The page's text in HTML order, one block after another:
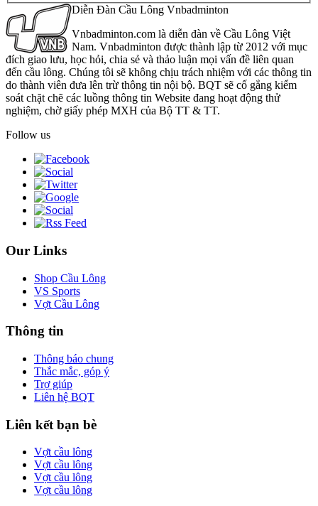
Diễn Đàn Cầu Lông Vnbadminton
Vnbadminton.com là diễn đàn về Cầu Lông Việt
Nam. Vnbadminton được thành lập từ 2012 với mục
đích giao lưu, học hỏi, chia sẻ và thảo luận mọi vấn đề liên quan
đến cầu lông. Chúng tôi sẽ không chịu trách nhiệm với các thông tin
do thành viên đưa lên trừ thông tin nội bộ. BQT sẽ cố gắng kiểm
soát chặt chẽ các luồng thông tin Website đang hoạt động thử
nghiệm, chờ giấy phép MXH của Bộ TT & TT.
Follow us
Our Links
Shop Cầu Lông
VS Sports
Vợt Cầu Lông
Thông tin
Thông báo chung
Thắc mắc, góp ý
Trợ giúp
Liên hệ BQT
Liên kết bạn bè
Vợt cầu lông
Vợt cầu lông
Vợt cầu lông
Vợt cầu lông